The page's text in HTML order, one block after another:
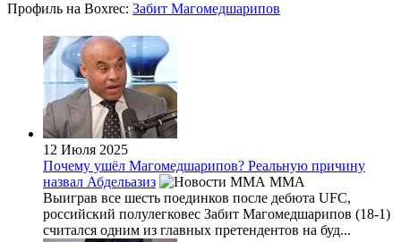
Профиль на Boxrec: Забит Магомедшарипов
12 Июля 2025
Почему ушёл Магомедшарипов? Реальную причину
назвал Абдельазиз
MMA
Выиграв все шесть поединков после дебюта UFC,
российский полулегковес Забит Магомедшарипов (18-1)
считался одним из главных претендентов на буд...